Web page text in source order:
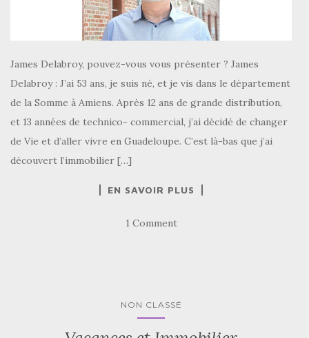
James Delabroy, pouvez-vous vous présenter ? James
Delabroy : J’ai 53 ans, je suis né, et je vis dans le département
de la Somme à Amiens. Après 12 ans de grande distribution,
et 13 années de technico- commercial, j’ai décidé de changer
de Vie et d’aller vivre en Guadeloupe. C’est là-bas que j’ai
découvert l’immobilier […]
EN SAVOIR PLUS
1 Comment
NON CLASSÉ